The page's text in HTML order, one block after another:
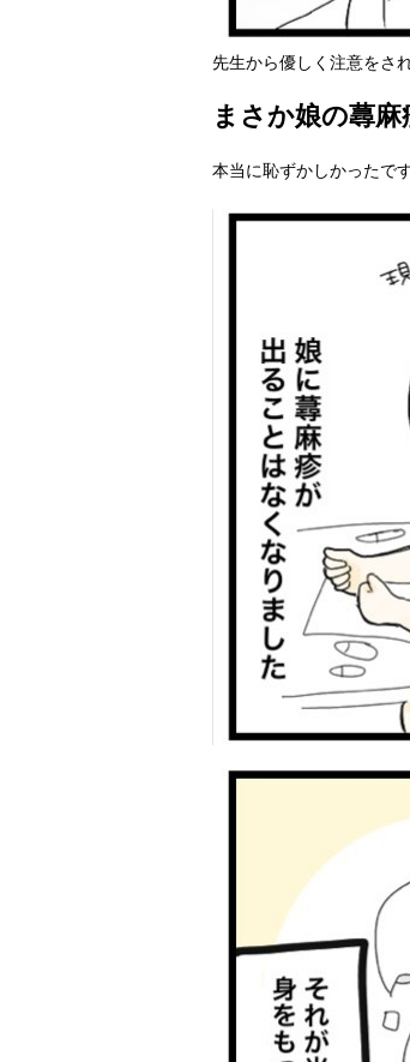
先生から優しく注意をさ
まさか娘の蕁
本当に恥ずかしかったで